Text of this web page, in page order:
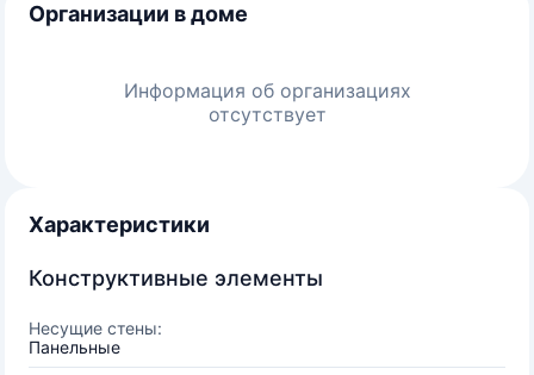
Организации в доме
Информация об организациях
отсутствует
Характеристики
Конструктивные элементы
Несущие стены:
Панельные